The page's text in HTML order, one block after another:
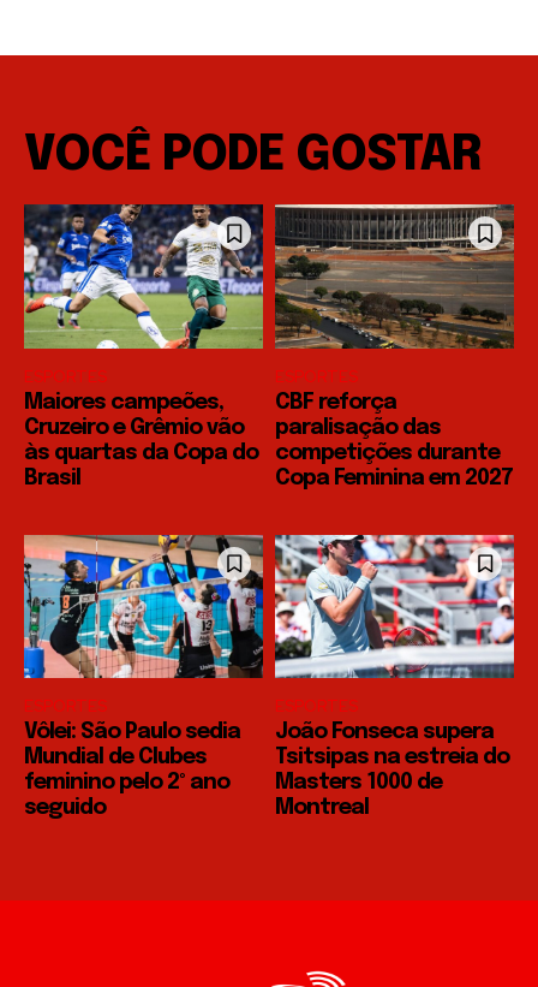
VOCÊ PODE GOSTAR
ESPORTES
Maiores campeões,
Cruzeiro e Grêmio vão
às quartas da Copa do
Brasil
ESPORTES
CBF reforça
paralisação das
competições durante
Copa Feminina em 2027
ESPORTES
Vôlei: São Paulo sedia
Mundial de Clubes
feminino pelo 2º ano
seguido
ESPORTES
João Fonseca supera
Tsitsipas na estreia do
Masters 1000 de
Montreal